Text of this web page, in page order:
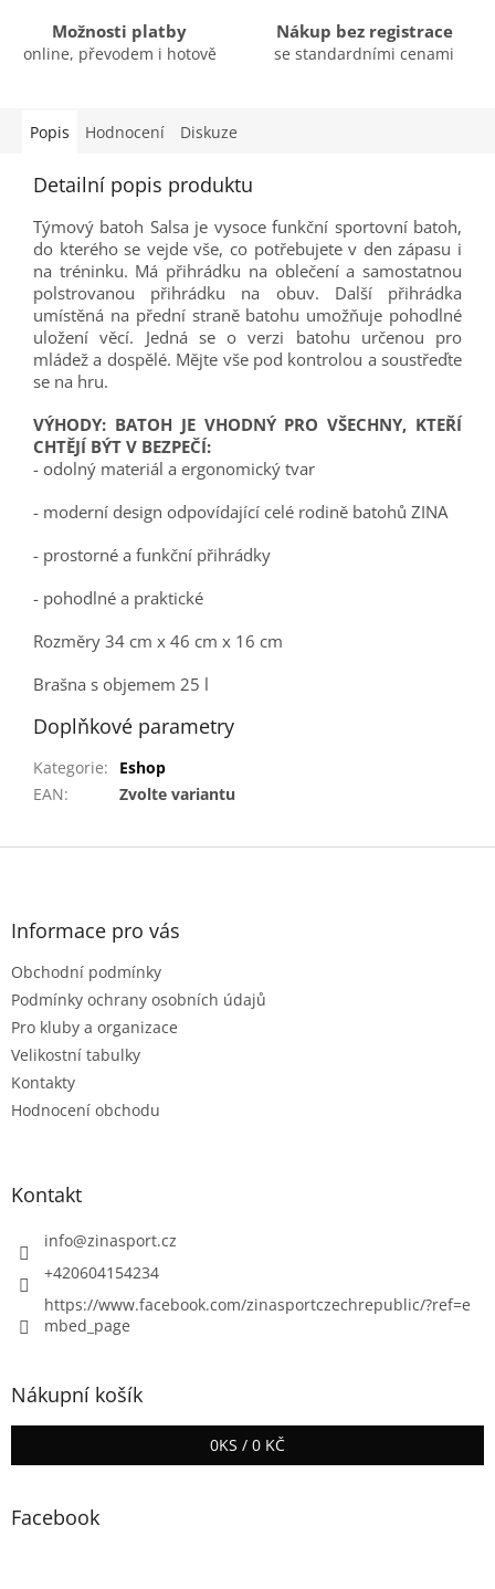
Možnosti platby
online, převodem i hotově
Nákup bez registrace
se standardními cenami
Popis Hodnocení Diskuze
Detailní popis produktu
Týmový batoh Salsa je vysoce funkční sportovní batoh,
do kterého se vejde vše, co potřebujete v den zápasu i
na tréninku. Má přihrádku na oblečení a samostatnou
polstrovanou přihrádku na obuv. Další přihrádka
umístěná na přední straně batohu umožňuje pohodlné
uložení věcí. Jedná se o verzi batohu určenou pro
mládež a dospělé. Mějte vše pod kontrolou a soustřeďte
se na hru.
VÝHODY: BATOH JE VHODNÝ PRO VŠECHNY, KTEŘÍ
CHTĚJÍ BÝT V BEZPEČÍ:
- odolný materiál a ergonomický tvar
- moderní design odpovídající celé rodině batohů ZINA
- prostorné a funkční přihrádky
- pohodlné a praktické
Rozměry 34 cm x 46 cm x 16 cm
Brašna s objemem 25 l
Doplňkové parametry
Kategorie:
Eshop
EAN: Zvolte variantu
Z
Informace pro vás
Obchodní podmínky
Podmínky ochrany osobních údajů
Pro kluby a organizace
Velikostní tabulky
Kontakty
Hodnocení obchodu
Kontakt
info@zinasport.cz
+420604154234
https://www.facebook.com/zinasportczechrepublic/?ref=e
mbed_page
Nákupní košík
0KS / 0 KČ
Facebook